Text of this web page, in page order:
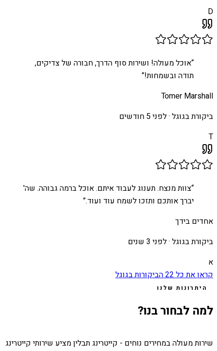
D
“אוכל מעולה! ושירות סוף הדרך, חבורה של צדיקים,
תודה ובשמחות!”
Tomer Marshall
ביקורת בגוגל ·לפני 5 חודשים
T
“צוות מנצח. תענוג לעבוד איתם. אוכל ברמה גבוהה. שה'
יברך אותכם ותזכו לשמח עוד ועוד.”
אחדים בידך
ביקורת בגוגל ·לפני 3 שנים
א
קראו את כל22הביקורות בגוגל
היתרונות שלנו
למה לבחור בנו?
שירות מעולה במחירים נוחים - קייטרינג תבלין מציע שירותי קייטרינג